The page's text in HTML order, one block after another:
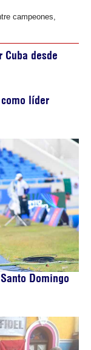
campeones,
desde
líder
Domingo